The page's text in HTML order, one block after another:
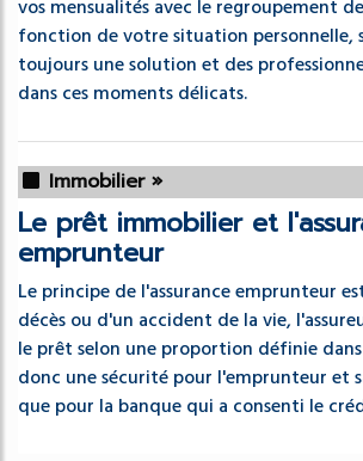
vos mensualités avec le regroupement
fonction de votre situation personnelle,
toujours une solution et des
dans ces moments délicats.
Immobilier »
Le prêt immobilier et
emprunteur
Le principe de l'assurance emprunteur
décès ou d'un accident de la vie,
le prêt selon une proportion définie
donc une sécurité pour l'emprunteur et
que pour la banque qui a consenti le